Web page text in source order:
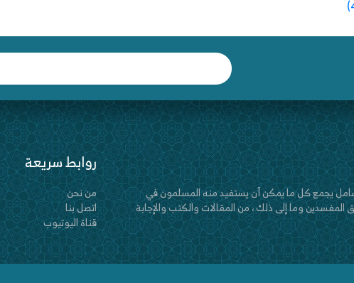
يجمع كل ما يمكن أن يستفيد منه المسلمون في
وما إلى ذلك ، من المقالات والكتب والإجابة
روابط سريعة
من نحن
اتصل بنا
قناة اليوتيوب